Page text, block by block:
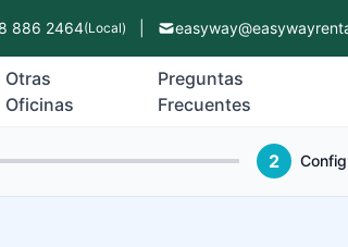
886 2464(Local)
Otras
Oficinas
Preguntas
Frecuentes
2